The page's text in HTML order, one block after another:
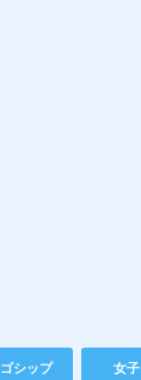
ゴシップ 女子